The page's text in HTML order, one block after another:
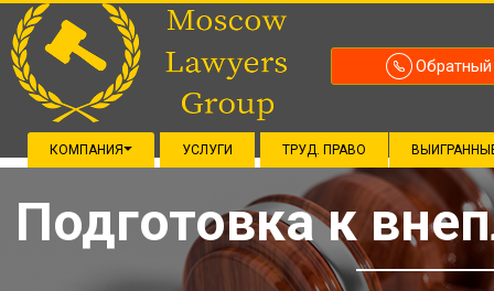
КОМПАНИЯ УСЛУГИ ТРУД. ПРАВО
Подготовка к